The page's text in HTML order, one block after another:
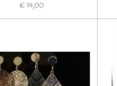
€ 14,00